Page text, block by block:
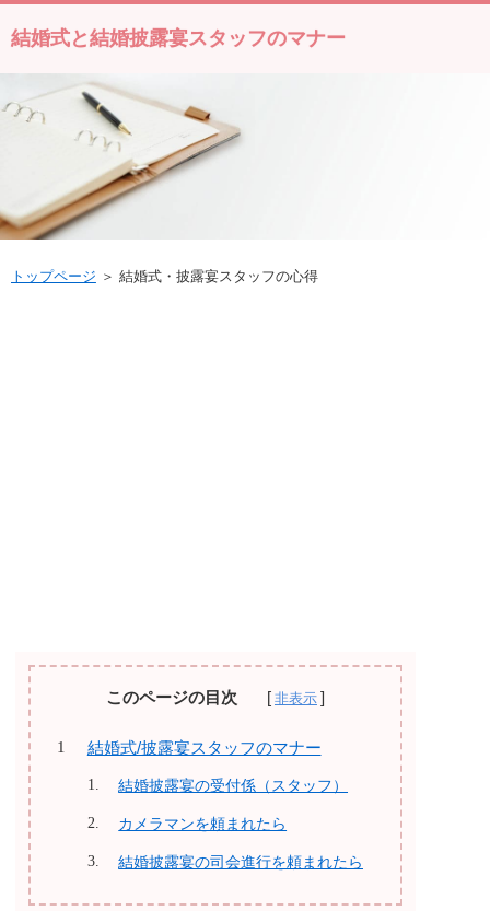
結婚式と結婚披露宴スタッフのマナー
トップページ ＞ 結婚式・披露宴スタッフの心得
このページの目次
結婚式/披露宴スタッフのマナー
結婚披露宴の受付係（スタッフ）
カメラマンを頼まれたら
結婚披露宴の司会進行を頼まれたら